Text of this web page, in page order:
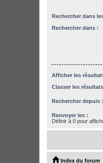
Rechercher dans
Rechercher dans :
Afficher les
Classer les
Rechercher depuis :
Renvoyer les :
Définir à 0 pour
Index du forum